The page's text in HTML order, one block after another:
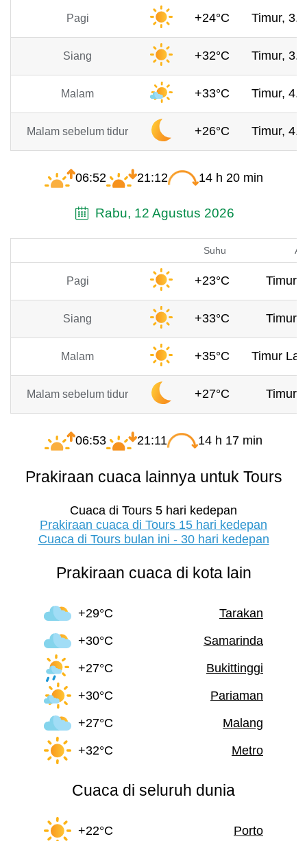
Pagi +24°C Timur,
Siang +32°C Timur,
Malam +33°C Timur,
Malam sebelum tidur +26°C Timur,
06:52 21:12 14 h 20 min
Rabu, 12 Agustus 2026
Suhu
Pagi +23°C Timur,
Siang +33°C Timur,
Malam +35°C Timur
Malam sebelum tidur +27°C Timur,
06:53 21:11 14 h 17 min
Prakiraan cuaca lainnya untuk Tours
Cuaca di Tours 5 hari kedepan
Prakiraan cuaca di Tours 15 hari kedepan
Cuaca di Tours bulan ini - 30 hari kedepan
Prakiraan cuaca di kota lain
+29°C
Tarakan
+30°C
Samarinda
+27°C
Bukittinggi
+30°C
Pariaman
+27°C
Malang
+32°C
Metro
Cuaca di seluruh dunia
+22°C Porto